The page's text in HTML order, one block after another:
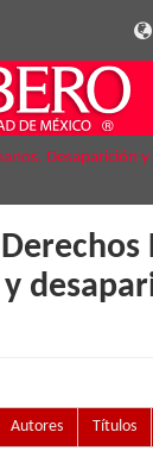
Desaparición
Autores Títulos